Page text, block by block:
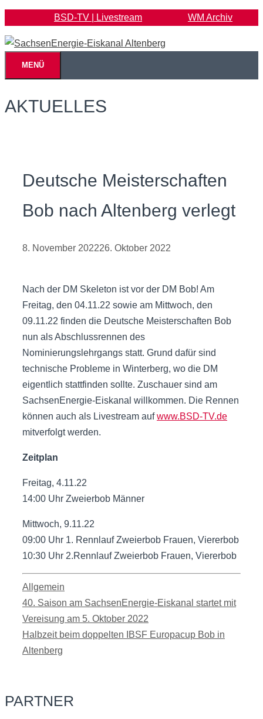
springen
BSD-TV | Livestream WM Archiv
MENÜ
AKTUELLES
Deutsche Meisterschaften
Bob nach Altenberg verlegt
8. November 202226. Oktober 2022
Nach der DM Skeleton ist vor der DM Bob! Am
Freitag, den 04.11.22 sowie am Mittwoch, den
09.11.22 finden die Deutsche Meisterschaften Bob
nun als Abschlussrennen des
Nominierungslehrgangs statt. Grund dafür sind
technische Probleme in Winterberg, wo die DM
eigentlich stattfinden sollte. Zuschauer sind am
SachsenEnergie-Eiskanal willkommen. Die Rennen
können auch als Livestream aufwww.BSD-TV.de
mitverfolgt werden.
Zeitplan
Freitag, 4.11.22
14:00 Uhr Zweierbob Männer
Mittwoch, 9.11.22
09:00 Uhr 1. Rennlauf Zweierbob Frauen, Viererbob
10:30 Uhr 2.Rennlauf Zweierbob Frauen, Viererbob
Kategorien
Allgemein
40. Saison am SachsenEnergie-Eiskanal startet mit
Vereisung am 5. Oktober 2022
Halbzeit beim doppelten IBSF Europacup Bob in
Altenberg
PARTNER